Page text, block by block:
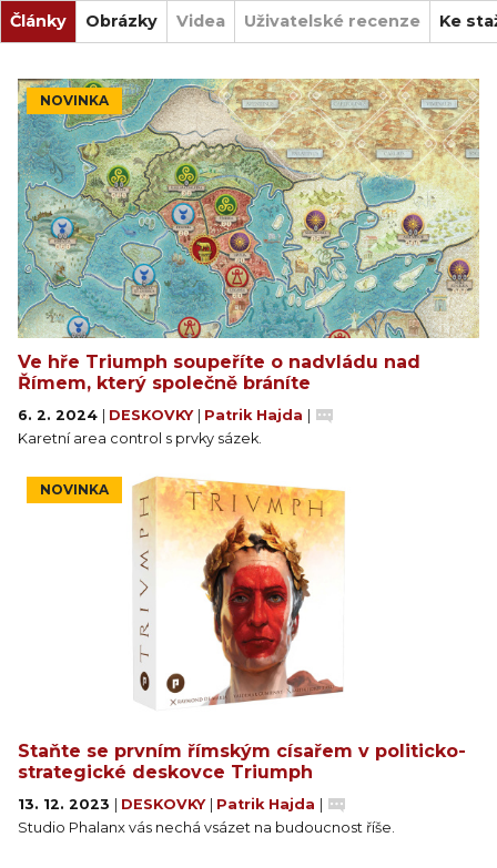
Říma. Zvládneš výzvu a dovedeš svůj rod ke
konečnému triumfu?
S balíčkem karet představujících nejslavnější
postavy vašeho rodu se budete ucházet o zajištění
úřadů konzulů, prétorů a cenzorů. Ti vám na
oplátku poskytnou klienty, zlato a legie, abyste
mohli spravovat provincie, vést úspěšná vojenská
tažení a kontrolovat klíčová místa v samotném
Římě - to vše proto, abyste získali dostatečnou
prestiž a mohli se prohlásit prvním římským
vládcem!
Články Obrázky Videa Uživatelské recenze Ke
NOVINKA
Ve hře Triumph soupeříte o nadvládu nad
Římem, který společně bráníte
6. 2. 2024 DESKOVKY Patrik Hajda
Karetní area control s prvky sázek.
NOVINKA
Staňte se prvním římským císařem v politicko-
strategické deskovce Triumph
13. 12. 2023 DESKOVKY Patrik Hajda
Studio Phalanx vás nechá vsázet na budoucnost říše.